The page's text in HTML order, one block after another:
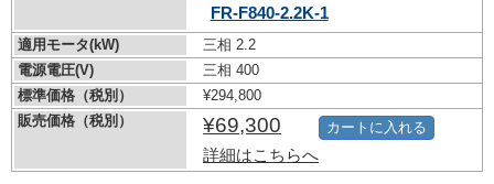
FR-F840-2.2K-1
適用モータ(kW)
三相 2.2
電源電圧(V)
三相 400
標準価格（税別）
¥294,800
販売価格（税別）
¥69,300
詳細はこちらへ
カートに入れる